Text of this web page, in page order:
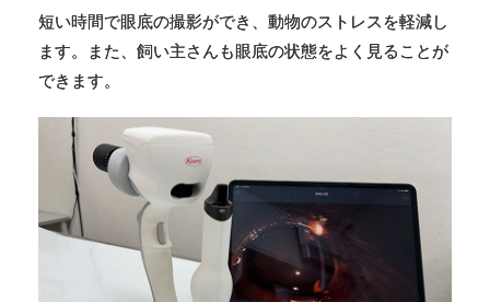
短い時間で眼底の撮影ができ、動物のストレスを軽減し
ます。また、飼い主さんも眼底の状態をよく見ることが
できます。